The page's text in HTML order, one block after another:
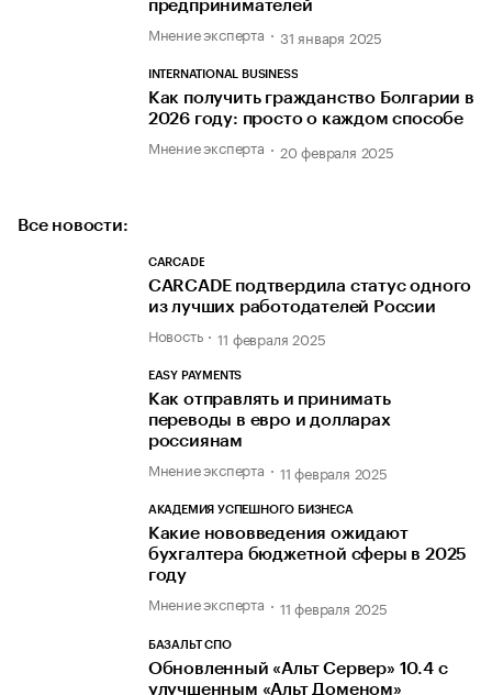
предпринимателей
Мнение эксперта 31 января 2025
INTERNATIONAL BUSINESS
Как получить гражданство Болгарии в
2026 году: просто о каждом способе
Мнение эксперта 20 февраля 2025
Все новости:
CARCADE
CARCADE подтвердила статус одного
из лучших работодателей России
Новость 11 февраля 2025
EASY PAYMENTS
Как отправлять и принимать
переводы в евро и долларах
россиянам
Мнение эксперта 11 февраля 2025
АКАДЕМИЯ УСПЕШНОГО БИЗНЕСА
Какие нововведения ожидают
бухгалтера бюджетной сферы в 2025
году
Мнение эксперта 11 февраля 2025
БАЗАЛЬТ СПО
Обновленный «Альт Сервер» 10.4 с
улучшенным «Альт Доменом»